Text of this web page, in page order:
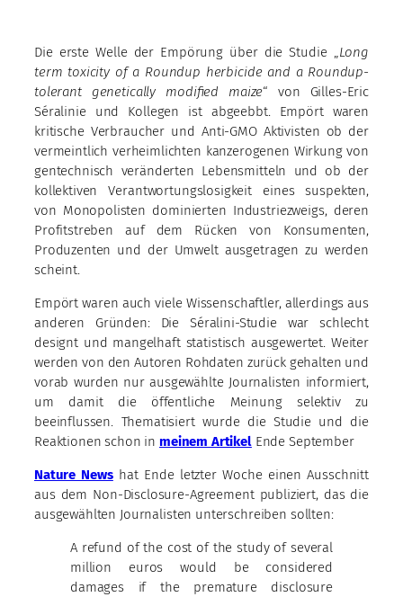
Die erste Welle der Empörung über die Studie „Long
term toxicity of a Roundup herbicide and a Roundup-
tolerant
genetically modiﬁed maize“ von Gilles-Eric
Séralinie und Kollegen ist abgeebbt. Empört waren
kritische Verbraucher und Anti-GMO Aktivisten ob der
vermeintlich verheimlichten kanzerogenen Wirkung von
gentechnisch veränderten Lebensmitteln und ob der
kollektiven Verantwortungslosigkeit eines suspekten,
von Monopolisten dominierten Industriezweigs, deren
Profitstreben auf dem Rücken von Konsumenten,
Produzenten und der Umwelt ausgetragen zu werden
scheint.
Empört waren auch viele Wissenschaftler, allerdings aus
anderen Gründen: Die Séralini-Studie war schlecht
designt und mangelhaft statistisch ausgewertet. Weiter
werden von den Autoren Rohdaten zurück gehalten und
vorab wurden nur ausgewählte Journalisten informiert,
um damit die öffentliche Meinung selektiv zu
beeinflussen. Thematisiert wurde die Studie und die
Reaktionen schon in meinem Artikel Ende September
Nature News hat Ende letzter Woche einen Ausschnitt
aus dem Non-Disclosure-Agreement publiziert, das die
ausgewählten Journalisten unterschreiben sollten:
A refund of the cost of the study of several
million euros would be considered
damages if the premature disclosure